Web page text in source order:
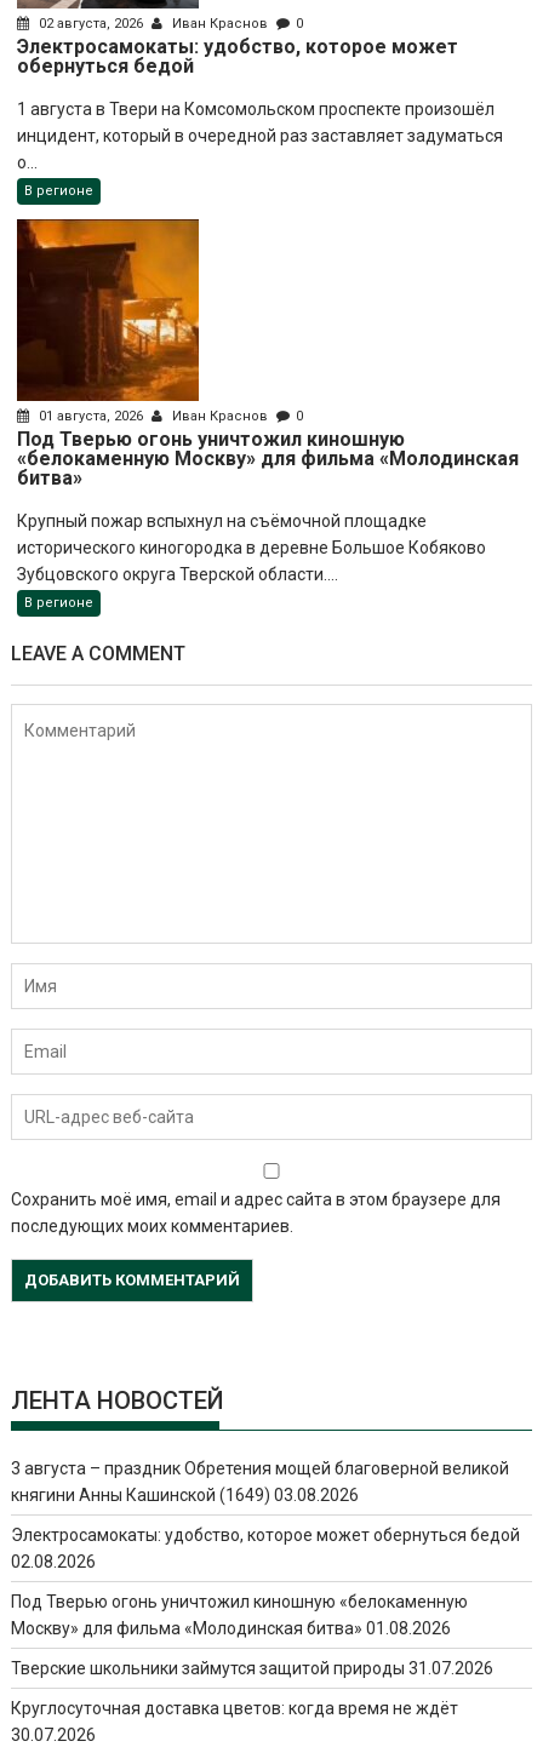
02 августа, 2026 Иван Краснов 0
Электросамокаты: удобство, которое может
обернуться бедой
1 августа в Твери на Комсомольском проспекте произошёл
инцидент, который в очередной раз заставляет задуматься
о...
В регионе
01 августа, 2026 Иван Краснов 0
Под Тверью огонь уничтожил киношную
«белокаменную Москву» для фильма «Молодинская
битва»
Крупный пожар вспыхнул на съёмочной площадке
исторического киногородка в деревне Большое Кобяково
Зубцовского округа Тверской области....
В регионе
LEAVE A COMMENT
Сохранить моё имя, email и адрес сайта в этом браузере для
последующих моих комментариев.
ЛЕНТА НОВОСТЕЙ
3 августа – праздник Обретения мощей благоверной великой
княгини Анны Кашинской (1649) 03.08.2026
Электросамокаты: удобство, которое может обернуться бедой
02.08.2026
Под Тверью огонь уничтожил киношную «белокаменную
Москву» для фильма «Молодинская битва» 01.08.2026
Тверские школьники займутся защитой природы 31.07.2026
Круглосуточная доставка цветов: когда время не ждёт
30.07.2026